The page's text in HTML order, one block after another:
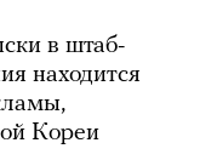
в штаб-
находится
Кореи